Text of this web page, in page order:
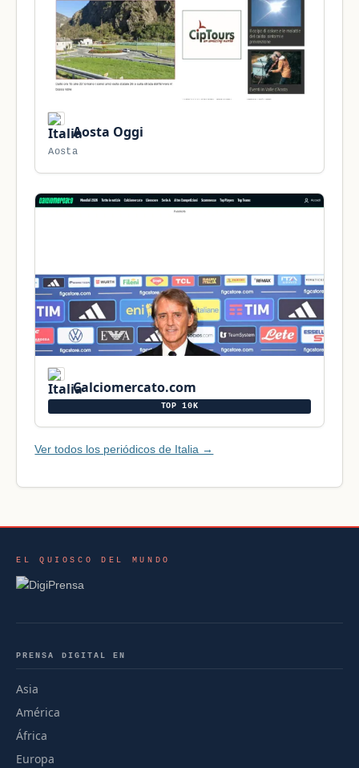
Aosta Oggi
Aosta
Calciomercato.com
TOP 10K
Ver todos los periódicos de Italia →
EL QUIOSCO DEL MUNDO
PRENSA DIGITAL EN
Asia
América
África
Europa